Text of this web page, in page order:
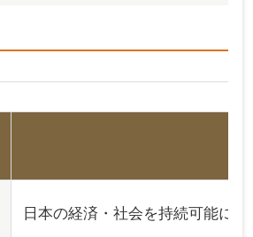
日本の経済・社会を持続可能に